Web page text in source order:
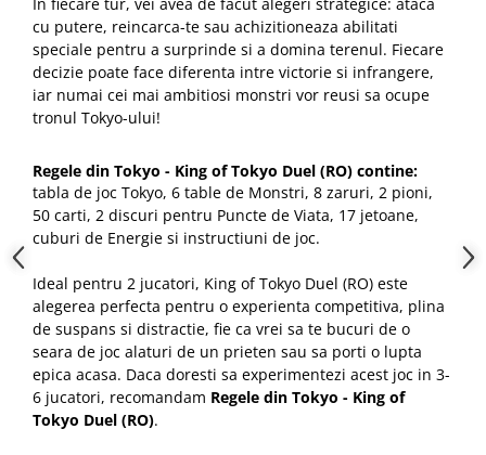
cu putere, reincarca-te sau achizitioneaza abilitati
speciale pentru a surprinde si a domina terenul. Fiecare
decizie poate face diferenta intre victorie si infrangere,
iar numai cei mai ambitiosi monstri vor reusi sa ocupe
tronul Tokyo-ului!
Regele din Tokyo - King of Tokyo Duel (RO) contine:
tabla de joc Tokyo, 6 table de Monstri, 8 zaruri, 2 pioni,
50 carti, 2 discuri pentru Puncte de Viata, 17 jetoane,
cuburi de Energie si instructiuni de joc.
Ideal pentru 2 jucatori, King of Tokyo Duel (RO) este
alegerea perfecta pentru o experienta competitiva, plina
de suspans si distractie, fie ca vrei sa te bucuri de o
seara de joc alaturi de un prieten sau sa porti o lupta
epica acasa. Daca doresti sa experimentezi acest joc in 3-
6 jucatori, recomandam Regele din Tokyo - King of
Tokyo Duel (RO).